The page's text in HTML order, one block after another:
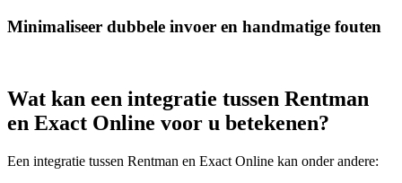
Minimaliseer dubbele invoer en handmatige fouten
Wat kan een integratie tussen Rentman
en Exact Online voor u betekenen?
Een integratie tussen Rentman en Exact Online kan onder andere: